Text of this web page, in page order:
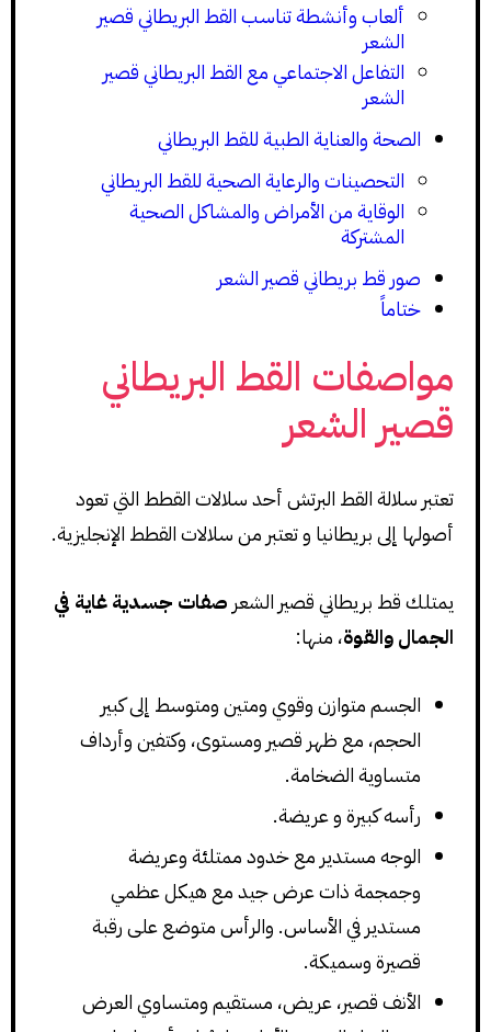
ألعاب وأنشطة تناسب القط البريطاني قصير
الشعر
التفاعل الاجتماعي مع القط البريطاني قصير
الشعر
الصحة والعناية الطبية للقط البريطاني
التحصينات والرعاية الصحية للقط البريطاني
الوقاية من الأمراض والمشاكل الصحية
المشتركة
صور قط بريطاني قصير الشعر
ختاماً
مواصفات القط البريطاني
قصير الشعر
تعتبر سلالة القط البرتش أحد سلالات القطط التي تعود
أصولها إلى بريطانيا و تعتبر من سلالات القطط الإنجليزية.
يمتلك قط بريطاني قصير الشعر صفات جسدية غاية في
الجمال والقوة، منها:
الجسم متوازن وقوي ومتين ومتوسط إلى كبير
الحجم، مع ظهر قصير ومستوى، وكتفين وأرداف
متساوية الضخامة.
رأسه كبيرة و عريضة.
الوجه مستدير مع خدود ممتلئة وعريضة
وجمجمة ذات عرض جيد مع هيكل عظمي
مستدير في الأساس. والرأس متوضع على رقبة
قصيرة وسميكة.
الأنف قصير، عريض، مستقيم ومتساوي العرض